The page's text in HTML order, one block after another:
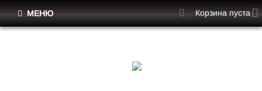
МЕНЮ Корзина пуста